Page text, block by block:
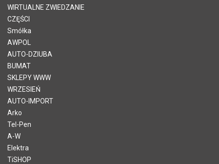
WIRTUALNE ZWIEDZANIE
CZĘŚCI
Smółka
AWPOL
AUTO-DZIUBA
BUMAT
SKLEPY WWW
WRZESIEŃ
AUTO-IMPORT
Arko
Tel-Pen
A-W
Elektra
TiSHOP